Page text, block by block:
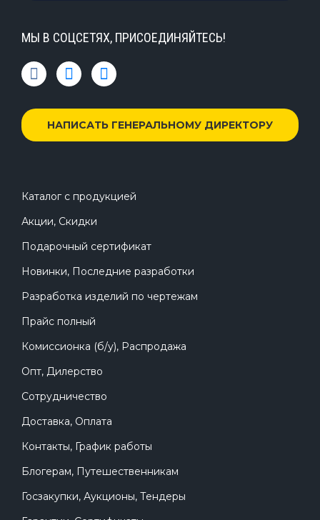
МЫ В СОЦСЕТЯХ, ПРИСОЕДИНЯЙТЕСЬ!
НАПИСАТЬ ГЕНЕРАЛЬНОМУ ДИРЕКТОРУ
Каталог с продукцией
Акции, Скидки
Подарочный сертификат
Новинки, Последние разработки
Разработка изделий по чертежам
Прайс полный
Комиссионка (б/у), Распродажа
Опт, Дилерство
Сотрудничество
Доставка, Оплата
Контакты, График работы
Блогерам, Путешественникам
Госзакупки, Аукционы, Тендеры